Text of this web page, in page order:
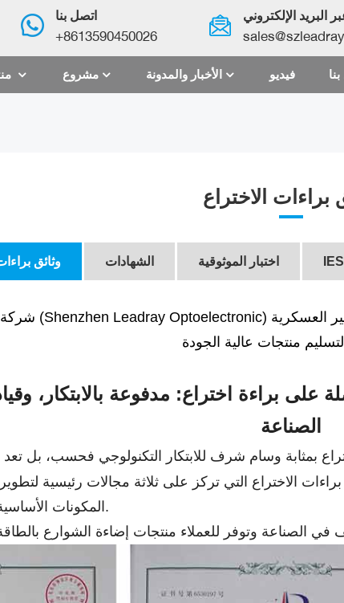
اتصل بنا
+8613590450026
البريد الإلكتروني
مشروع الأخبار والمدونة فيديو
براءات الاختراع
وثائق الشهادات اختبار الموثوقية IES
شركة (Shenzhen Leadray Optoelectronic) هي أول مؤسسة مؤهلة عسكريًا في صناعة الإضاءة الشمسية، وفقًا للمعايير العسكرية
على براءة اختراع: مدفوعة بالابتكار،
الصناعة
الاختراع التي تركز على ثلاثة مجالات رئيسية
المكونات الأساسية، والتحكم الذكي، والتصميم المتين.